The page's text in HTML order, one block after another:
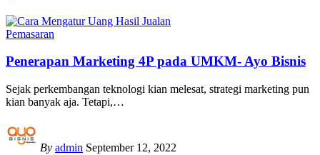
Pemasaran
Penerapan Marketing 4P pada UMKM- Ayo Bisnis
Sejak perkembangan teknologi kian melesat, strategi marketing pun
kian banyak aja. Tetapi,…
By admin September 12, 2022